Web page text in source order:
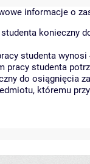
informacje o
konieczny
studenta wynosi
pracy studenta
do osiągnięcia
któremu